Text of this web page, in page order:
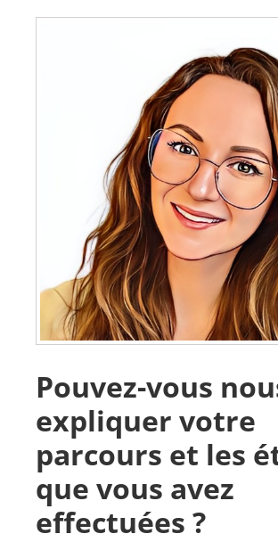
Pouvez-vous
expliquer votre
parcours et les
que vous avez
effectuées ?